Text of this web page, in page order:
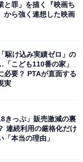
と罪」を描く『映画ち
から強く連想した映画
駆け込み実績ゼロ」の
こども110番の家」
必要？ PTAが直面する
実
きっぷ」販売激減の裏
連続利用の厳格化だけ
「本当の理由」